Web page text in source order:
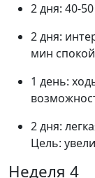
2 дня: 40-
2 дня:
мин
1 день:
2 дня:
Цель:
Неделя 4